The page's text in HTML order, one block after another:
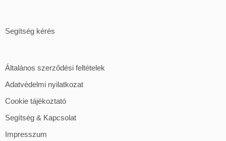
Segítség kérés
Általános szerződési feltételek
Adatvédelmi nyilatkozat
Cookie tájékoztató
Segítség & Kapcsolat
Impresszum